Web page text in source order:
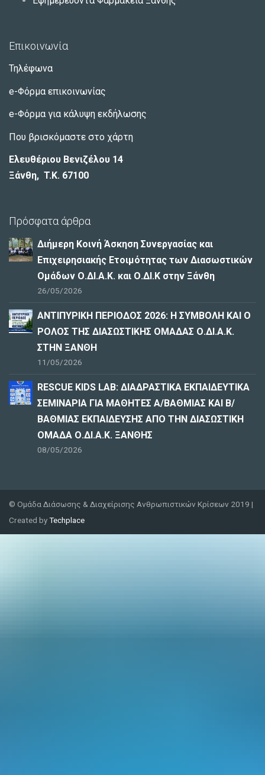
Επικοινωνία
Τηλέφωνα
e-Φόρμα επικοινωνίας
e-Φόρμα για κάλυψη εκδήλωσης
Που βρισκόμαστε στο χάρτη
Ελευθέριου Βενιζέλου 14
Ξάνθη, T.K. 67100
Πρόσφατα άρθρα
Διήμερη Κοινή Άσκηση Συνεργασίας και
Επιχειρησιακής Ετοιμότητας των Διασωστικών
Ομάδων Ο.ΔΙ.Α.Κ. και Ο.ΔΙ.Κ στην Ξάνθη
26/05/2026
ΑΝΤΙΠΥΡΙΚΗ ΠΕΡΙΟΔΟΣ 2026: Η ΣΥΜΒΟΛΗ ΚΑΙ Ο
ΡΟΛΟΣ ΤΗΣ ΔΙΑΣΩΣΤΙΚΗΣ ΟΜΑΔΑΣ Ο.ΔΙ.Α.Κ.
ΣΤΗΝ ΞΑΝΘΗ
11/05/2026
RESCUE KIDS LAB: ΔΙAΔΡΑΣΤΙΚΑ ΕΚΠΑΙΔΕΥΤΙΚΑ
ΣΕΜΙΝΑΡΙΑ ΓΙΑ ΜΑΘΗΤΕΣ Α/ΒΑΘΜΙΑΣ ΚΑΙ Β/
ΒΑΘΜΙΑΣ ΕΚΠΑΙΔΕΥΣΗΣ ΑΠΟ ΤΗΝ ΔΙΑΣΩΣΤΙΚΗ
ΟΜΑΔΑ Ο.ΔΙ.Α.Κ. ΞΑΝΘΗΣ
08/05/2026
© Ομάδα Διάσωσης & Διαχείρισης Ανθρωπιστικών Κρίσεων 2019 |
Created byTechplace